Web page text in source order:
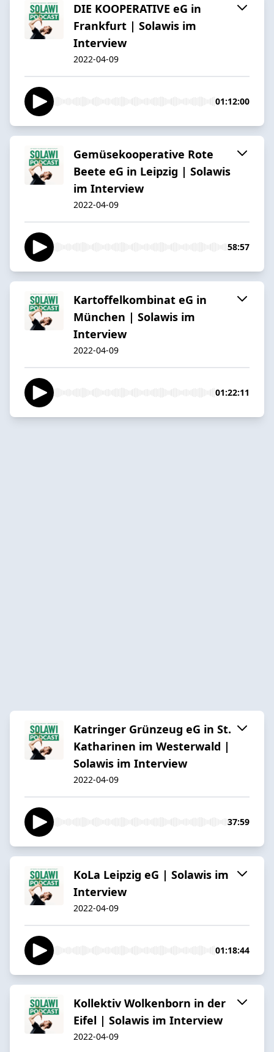
DIE KOOPERATIVE eG in
Frankfurt | Solawis im
Interview
2022-04-09
01:12:00
Gemüsekooperative Rote
Beete eG in Leipzig | Solawis
im Interview
2022-04-09
58:57
Kartoffelkombinat eG in
München | Solawis im
Interview
2022-04-09
01:22:11
Katringer Grünzeug eG in St.
Katharinen im Westerwald |
Solawis im Interview
2022-04-09
37:59
KoLa Leipzig eG | Solawis im
Interview
2022-04-09
01:18:44
Kollektiv Wolkenborn in der
Eifel | Solawis im Interview
2022-04-09